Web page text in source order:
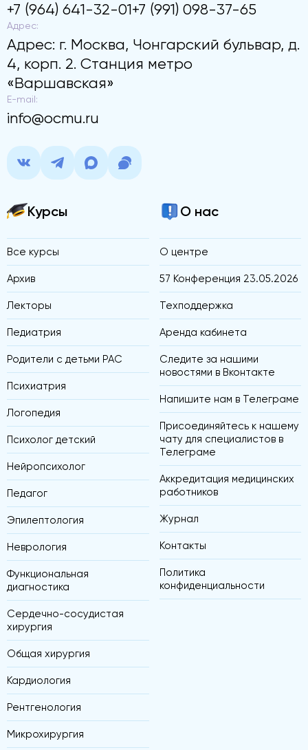
+7 (964) 641-32-01+7 (991) 098-37-65
Адрес:
Адрес: г. Москва, Чонгарский бульвар, д.
4, корп. 2. Станция метро
«Варшавская»
E-mail:
info@ocmu.ru
Курсы
Все курсы
Архив
Лекторы
Педиатрия
Родители с детьми РАС
Психиатрия
Логопедия
Психолог детский
Нейропсихолог
Педагог
Эпилептология
Неврология
Функциональная
диагностика
Сердечно-сосудистая
хирургия
Общая хирургия
Кардиология
Рентгенология
Микрохирургия
О нас
О центре
57 Конференция 23.05.2026
Техподдержка
Аренда кабинета
Следите за нашими
новостями в Вконтакте
Напишите нам в Телеграме
Присоединяйтесь к нашему
чату для специалистов в
Телеграме
Аккредитация медицинских
работников
Журнал
Контакты
Политика
конфиденциальности